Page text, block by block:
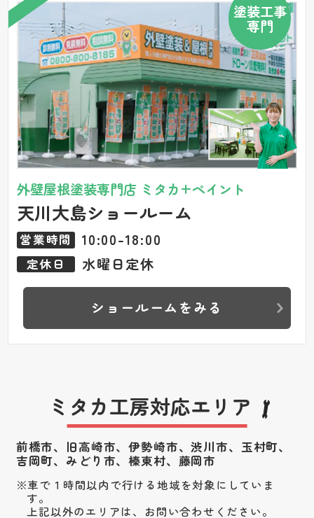
外壁屋根塗装専門店 ミタカ+ペイント
天川大島ショールーム
塗装工事
専門
営業時間 10:00-18:00
定休日 水曜日定休
ショールームをみる
ミタカ工房対応エリア
前橋市、旧高崎市、伊勢崎市、渋川市、 玉村町、
吉岡町、みどり市、榛東村、藤岡市
車で１時間以内で行ける地域を対象にしていま
す。
上記以外のエリアは、お問い合わせください。